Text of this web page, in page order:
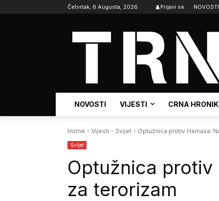
Četvrtak, 6 Augusta, 2026 Prijavi se NOVOSTI
NOVOSTI VIJESTI CRNA
Home Vijesti Svijet Optužnica protiv Hamasa:
Svijet
Optužnica protiv
za terorizam